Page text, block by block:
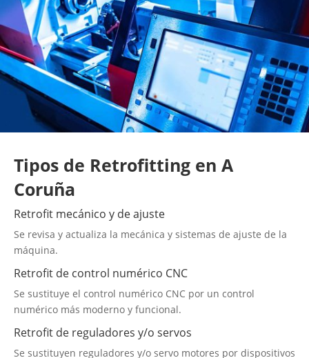
Tipos de Retrofitting en A
Coruña
Retrofit mecánico y de ajuste
Se revisa y actualiza la mecánica y sistemas de ajuste de la
máquina.
Retrofit de control numérico CNC
Se sustituye el control numérico CNC por un control
numérico más moderno y funcional.
Retrofit de reguladores y/o servos
Se sustituyen reguladores y/o servo motores por dispositivos